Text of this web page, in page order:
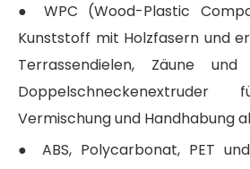
● WPC (Wood-Plastic
Kunststoff mit Holzfasern und
Terrassendielen, Zäune
Vermischung und Handhabung
● ABS, Polycarbonat, PET